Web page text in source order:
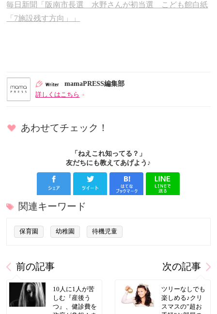
毎日新聞「阪南市長選 水野さんが初当選 こども館白紙
「7施設残す方向」」
mamaPRESS編集部
詳しくはこちら
あわせてチェック！
「ねえこれ知ってる？」
友だちにも教えてあげよう♪
関連キーワード
保育園 幼稚園 待機児童
前の記事
10人に1人が苦
しむ『産後う
つ』、健診費を
次の記事
ツリーなしでも
楽しめる♪クリ
スマスの”超お